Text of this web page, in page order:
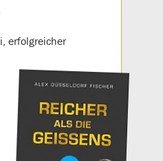
erfolgreicher